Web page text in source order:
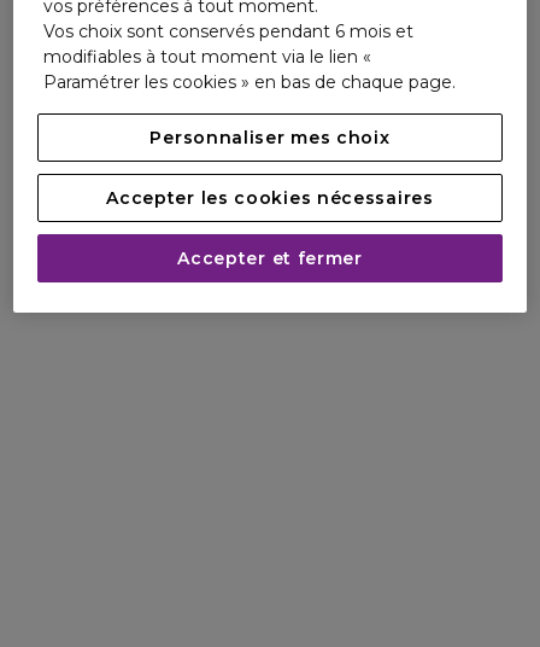
- Formulé avec 94% d'ingrédients d'origine naturelle(4).
Sans parfum.
Testé sous contrôle ophtalmologique et dermatologique.
(1) Étude clinique, 22 femmes, 60 secondes après la
première application d'OPTIM-EYES CRYO.
(2) Scorage clinique, 22 femmes, 60 secondes après la
première application d'OPTIM-EYES CRYO.
d'utilisation biquotidienne, résultat moyen.
vos préférences à tout moment.
Vos choix sont conservés pendant 6 mois et
modifiables à tout moment via le lien «
Paramétrer les cookies » en bas de chaque page.
Personnaliser mes choix
Accepter les cookies nécessaires
Accepter et fermer